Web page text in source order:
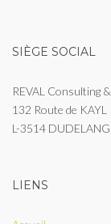
SIÈGE SOCIAL
REVAL Consulting
132 Route de KAYL
L-3514
LIENS